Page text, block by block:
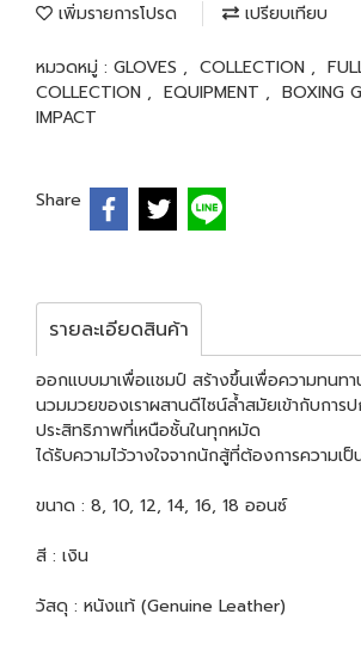
เพิ่มรายการโปรด เปรียบเทียบ
หมวดหมู่ : GLOVES , COLLECTION ,
COLLECTION , EQUIPMENT , BOXING
IMPACT
Share
รายละเอียดสินค้า
ออกแบบมาเพื่อแชมป์ สร้างขึ้นเพื่อความทนทา
นวมมวยของเราผสานดีไซน์ล้ำสมัยเข้ากับกา
ประสิทธิภาพที่เหนือชั้นในทุกหมัด
ได้รับความไว้วางใจจากนักสู้ที่ต้องการความเ
ขนาด : 8, 10, 12, 14, 16, 18 ออนซ์
สี : เงิน
วัสดุ : หนังแท้ (Genuine Leather)